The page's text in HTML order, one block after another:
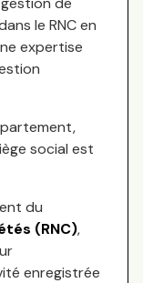
le RNC en
expertise
social est
du
(RNC),
enregistrée